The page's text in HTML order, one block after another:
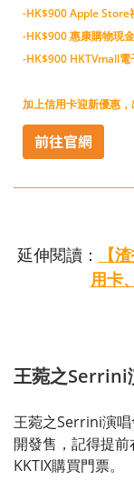
-HK$900 Apple Store
-HK$900 惠康購物現
-HK$900 HKTVmall電
加上信用卡迎新優惠，
延伸閱讀：
【
用卡
王菀之Serrini
王菀之Serrini演唱
開發售，記得提
KKTIX購買門票。